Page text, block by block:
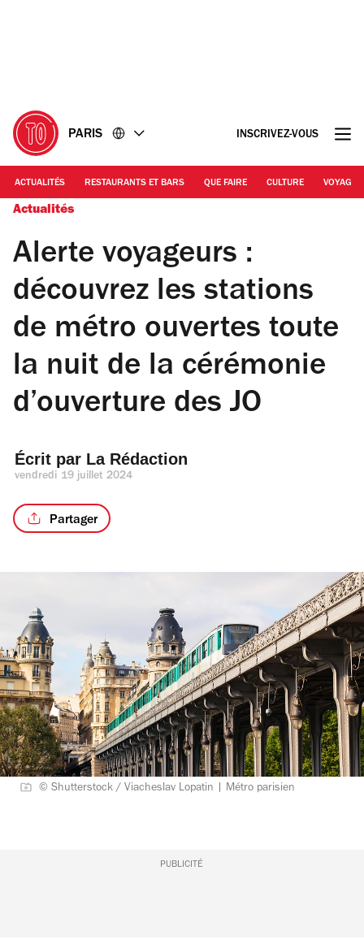
PARIS INSCRIVEZ-VOUS
ACTUALITÉS RESTAURANTS ET BARS QUE FAIRE CULTURE VOYAGE
Actualités
Alerte voyageurs :
découvrez les stations
de métro ouvertes toute
la nuit de la cérémonie
d’ouverture des JO
Écrit par La Rédaction
vendredi 19 juillet 2024
Partager
© Shutterstock / Viacheslav Lopatin | Métro parisien
PUBLICITÉ